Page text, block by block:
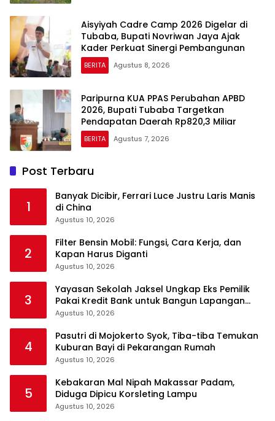
Aisyiyah Cadre Camp 2026 Digelar di
Tubaba, Bupati Novriwan Jaya Ajak
Kader Perkuat Sinergi Pembangunan
BERITA Agustus 8, 2026
Paripurna KUA PPAS Perubahan APBD
2026, Bupati Tubaba Targetkan
Pendapatan Daerah Rp820,3 Miliar
BERITA Agustus 7, 2026
Post Terbaru
1
Banyak Dicibir, Ferrari Luce Justru Laris Manis
di China
Agustus 10, 2026
2
Filter Bensin Mobil: Fungsi, Cara Kerja, dan
Kapan Harus Diganti
Agustus 10, 2026
3
Yayasan Sekolah Jaksel Ungkap Eks Pemilik
Pakai Kredit Bank untuk Bangun Lapangan
Padel
Agustus 10, 2026
4
Pasutri di Mojokerto Syok, Tiba-tiba Temukan
Kuburan Bayi di Pekarangan Rumah
Agustus 10, 2026
5
Kebakaran Mal Nipah Makassar Padam,
Diduga Dipicu Korsleting Lampu
Agustus 10, 2026